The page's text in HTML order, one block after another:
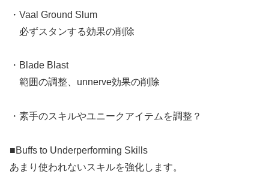
・Vaal Ground Slum
必ずスタンする効果の削除
・Blade Blast
範囲の調整、unnerve効果の削除
・素手のスキルやユニークアイテムを調整？
■Buffs to Underperforming Skills
あまり使われないスキルを強化します。